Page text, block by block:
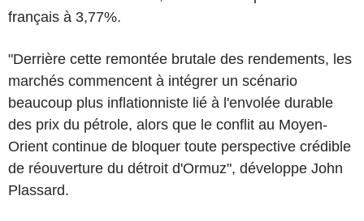
français à 3,77%.
"Derrière cette remontée brutale des rendements, les
marchés commencent à intégrer un scénario
beaucoup plus inflationniste lié à l'envolée durable
des prix du pétrole, alors que le conflit au Moyen-
Orient continue de bloquer toute perspective crédible
de réouverture du détroit d'Ormuz", développe John
Plassard.